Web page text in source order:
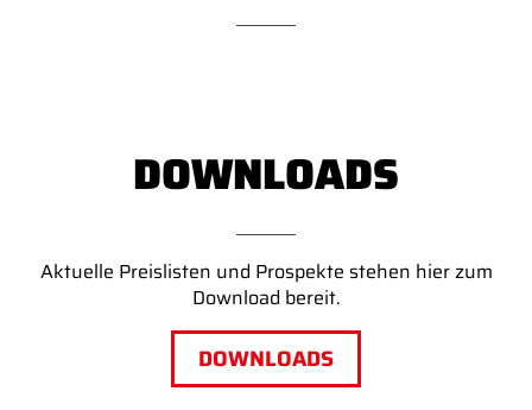
DOWNLOADS
Aktuelle Preislisten und Prospekte stehen hier zum
Download bereit.
DOWNLOADS